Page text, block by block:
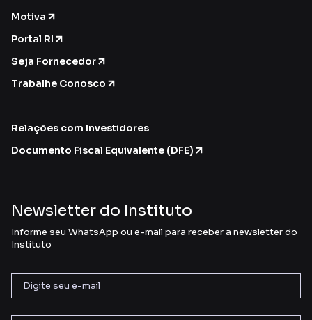
Motiva
Portal RI
Seja Fornecedor
Trabalhe Conosco
Relações com Investidores
Documento Fiscal Equivalente (DFE)
Newsletter do Instituto
Informe seu WhatsApp ou e-mail para receber a newsletter do
Instituto